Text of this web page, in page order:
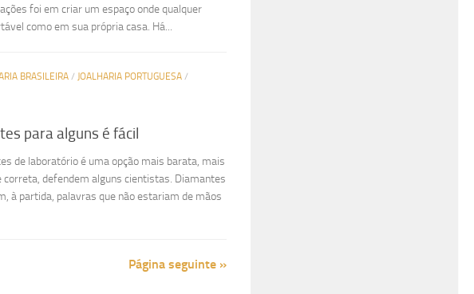
foi em criar um espaço onde qualquer
como em sua própria casa. Há...
BRASILEIRA / JOALHARIA PORTUGUESA /
para alguns é fácil
de laboratório é uma opção mais barata, mais
correta, defendem alguns cientistas. Diamantes
à partida, palavras que não estariam de mãos
Página seguinte »